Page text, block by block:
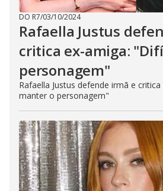
DO R7/03/10/2024
Rafaella Justus
critica ex-amiga:
personagem"
Rafaella Justus defende irmã e
manter o personagem"